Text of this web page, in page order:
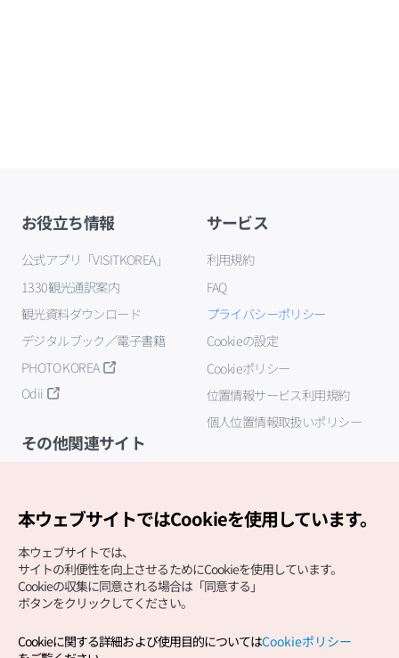
お役立ち情報
公式アプリ「VISITKOREA」
1330観光通訳案内
観光資料ダウンロード
デジタルブック／電子書籍
PHOTO KOREA
Odii
サービス
利用規約
FAQ
プライバシーポリシー
Cookieの設定
Cookieポリシー
位置情報サービス利用規約
個人位置情報取扱いポリシー
その他関連サイト
Copyright (c) Korea Tourism Organization All Rights
本ウェブサイトではCookieを使用しています。
本ウェブサイトでは、
サイトの利便性を向上させるためにCookieを使用しています。
Cookieの収集に同意される場合は「同意する」
ボタンをクリックしてください。
Cookieに関する詳細および使用目的についてはCookieポリシー